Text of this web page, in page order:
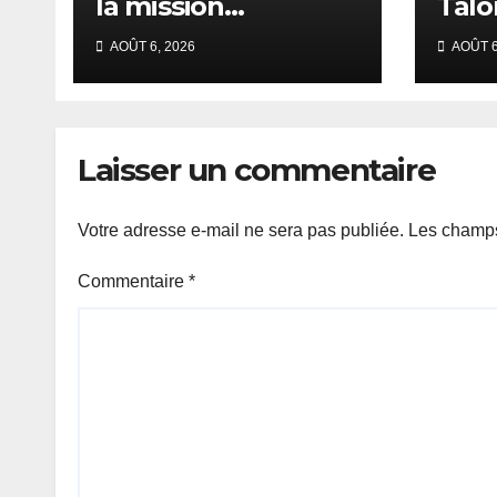
d’information
auditionne le
ministre Boubacar
AOÛT 6, 2026
du
deAOÛT
Laisser un commentaire
Votre adresse e-mail ne sera pas publiée. Les
Commentaire *